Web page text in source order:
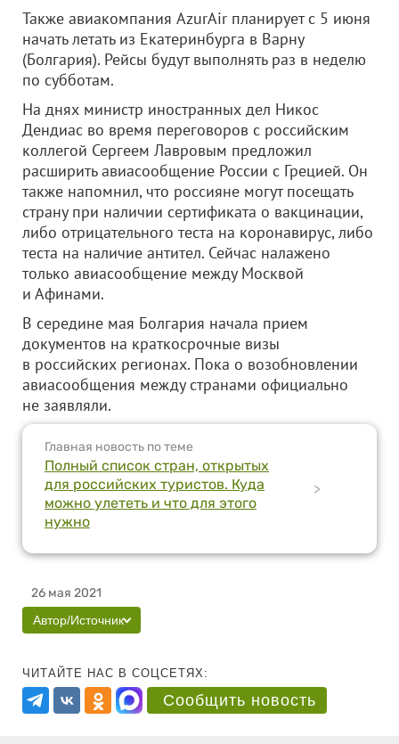
Также авиакомпания AzurAir планирует с 5 июня
начать летать из Екатеринбурга в Варну
(Болгария). Рейсы будут выполнять раз в неделю
по субботам.
На днях министр иностранных дел Никос
Дендиас во время переговоров с российским
коллегой Сергеем Лавровым предложил
расширить авиасообщение России с Грецией. Он
также напомнил, что россияне могут посещать
страну при наличии сертификата о вакцинации,
либо отрицательного теста на коронавирус, либо
теста на наличие антител. Сейчас налажено
только авиасообщение между Москвой
и Афинами.
В середине мая Болгария начала прием
документов на краткосрочные визы
в российских регионах. Пока о возобновлении
авиасообщения между странами официально
не заявляли.
Главная новость по теме
Полный список стран, открытых
для российских туристов. Куда
можно улететь и что для этого
нужно
>
26 мая 2021
Автор/Источник
ЧИТАЙТЕ НАС В СОЦСЕТЯХ:
Сообщить новость